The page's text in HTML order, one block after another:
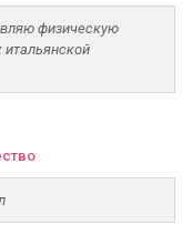
физическую
итальянской